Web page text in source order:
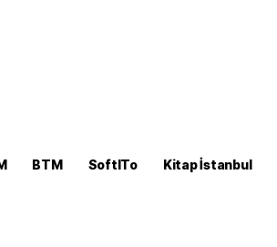
BTM SoftITo Kitap İstanbul